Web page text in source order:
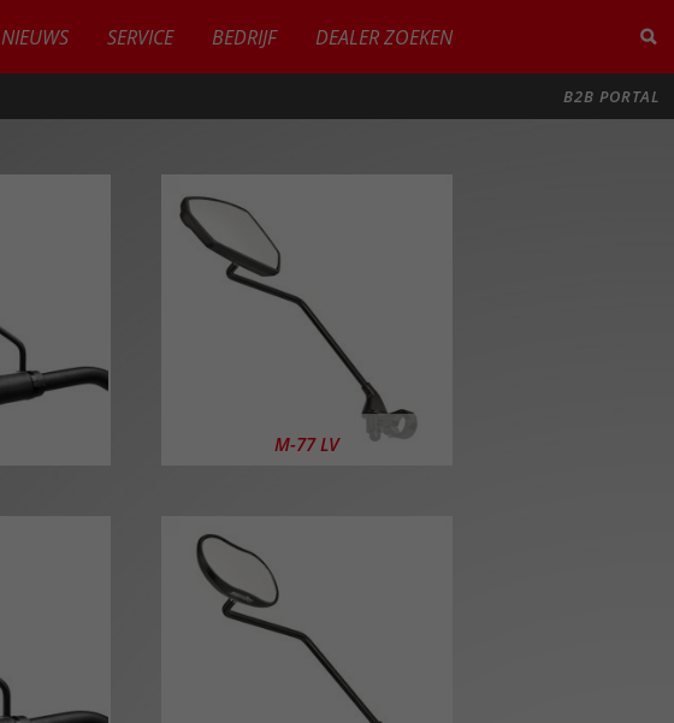
NIEUWS SERVICE BEDRIJF DEALER ZOEKEN
B2B PORTAL
M-77 LV